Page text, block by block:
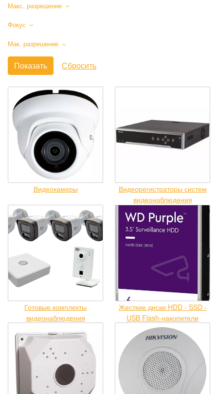
Макс. разрешение
Фокус
Мак. разрешение
Видеокамеры
Видеорегистраторы систем
видеонаблюдения
Готовые комплекты
видеонаблюдения
Жесткие диски HDD - SSD -
USB Flash-накопители